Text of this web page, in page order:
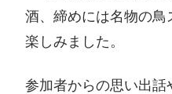
酒、締めには名物の鳥
楽しみました。
参加者からの思い出